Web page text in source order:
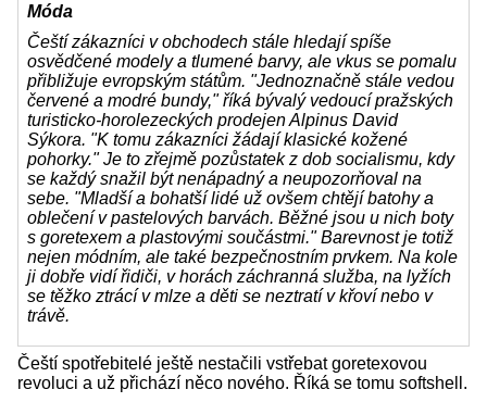
Móda
Čeští zákazníci v obchodech stále hledají spíše
osvědčené modely a tlumené barvy, ale vkus se pomalu
přibližuje evropským státům. "Jednoznačně stále vedou
červené a modré bundy," říká bývalý vedoucí pražských
turisticko-horolezeckých prodejen Alpinus David
Sýkora. "K tomu zákazníci žádají klasické kožené
pohorky." Je to zřejmě pozůstatek z dob socialismu, kdy
se každý snažil být nenápadný a neupozorňoval na
sebe. "Mladší a bohatší lidé už ovšem chtějí batohy a
oblečení v pastelových barvách. Běžné jsou u nich boty
s goretexem a plastovými součástmi." Barevnost je totiž
nejen módním, ale také bezpečnostním prvkem. Na kole
ji dobře vidí řidiči, v horách záchranná služba, na lyžích
se těžko ztrácí v mlze a děti se neztratí v křoví nebo v
trávě.
Čeští spotřebitelé ještě nestačili vstřebat goretexovou
revoluci a už přichází něco nového. Říká se tomu softshell.